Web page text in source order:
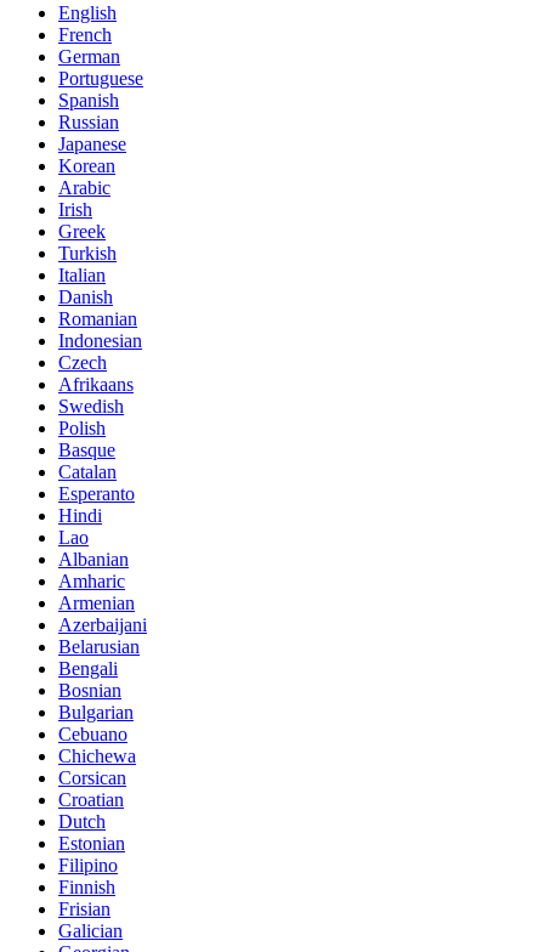
English
French
German
Portuguese
Spanish
Russian
Japanese
Korean
Arabic
Irish
Greek
Turkish
Italian
Danish
Romanian
Indonesian
Czech
Afrikaans
Swedish
Polish
Basque
Catalan
Esperanto
Hindi
Lao
Albanian
Amharic
Armenian
Azerbaijani
Belarusian
Bengali
Bosnian
Bulgarian
Cebuano
Chichewa
Corsican
Croatian
Dutch
Estonian
Filipino
Finnish
Frisian
Galician